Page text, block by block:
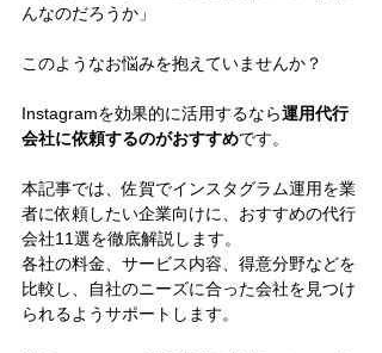
んなのだろうか」
このようなお悩みを抱えていませんか？
Instagramを効果的に活用するなら運用代行
会社に依頼するのがおすすめです。
本記事では、佐賀でインスタグラム運用を業
者に依頼したい企業向けに、おすすめの代行
会社11選を徹底解説します。
各社の料金、サービス内容、得意分野などを
比較し、自社のニーズに合った会社を見つけ
られるようサポートします。